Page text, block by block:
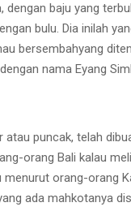
dengan baju yang
bulu. Dia inilah
bersembahyang
nama Eyang
atau puncak, telah
orang Bali kalau
menurut orang-orang
ada mahkotanya